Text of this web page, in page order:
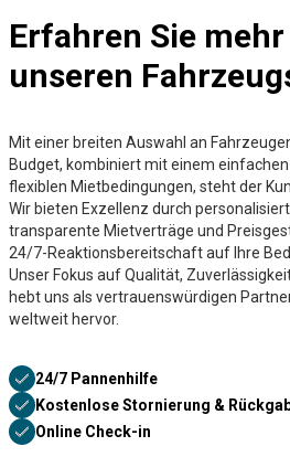
Erfahren Sie
unseren
Mit einer breiten Auswahl an
Budget, kombiniert mit einem
flexiblen Mietbedingungen, steht der
Wir bieten Exzellenz durch
transparente Mietverträge und
24/7-Reaktionsbereitschaft auf Ihre
Unser Fokus auf Qualität,
hebt uns als vertrauenswürdigen
weltweit hervor.
24/7 Pannenhilfe
Kostenlose Stornierung &
Online Check-in